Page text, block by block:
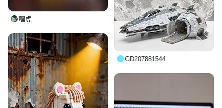
嘿虎
GD207881544